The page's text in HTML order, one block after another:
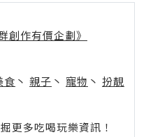
創作有價企劃》
食 丶 親子 丶 寵物 丶 扮靚
更多吃喝玩樂資訊！